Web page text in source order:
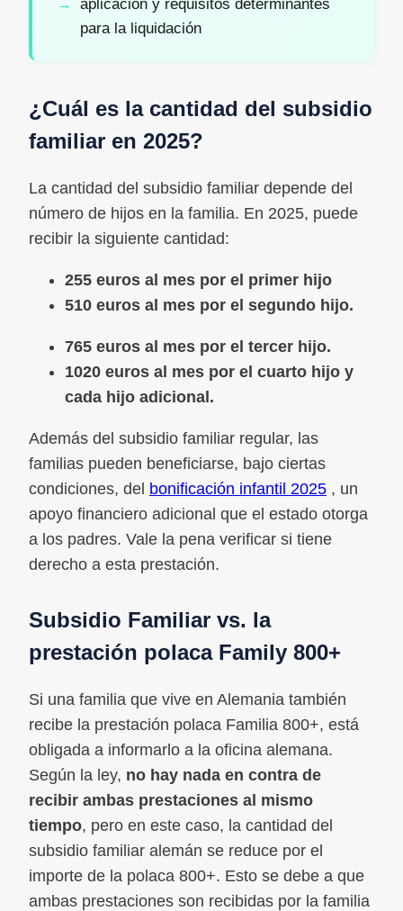
aplicación y requisitos determinantes
para la liquidación
¿Cuál es la cantidad del subsidio
familiar en 2025?
La cantidad del subsidio familiar depende del
número de hijos en la familia. En 2025, puede
recibir la siguiente cantidad:
255 euros al mes por el primer hijo
510 euros al mes por el segundo hijo.
765 euros al mes por el tercer hijo.
1020 euros al mes por el cuarto hijo y
cada hijo adicional.
Además del subsidio familiar regular, las
familias pueden beneficiarse, bajo ciertas
condiciones, del bonificación infantil 2025 , un
apoyo financiero adicional que el estado otorga
a los padres. Vale la pena verificar si tiene
derecho a esta prestación.
Subsidio Familiar vs. la
prestación polaca Family 800+
Si una familia que vive en Alemania también
recibe la prestación polaca Familia 800+, está
obligada a informarlo a la oficina alemana.
Según la ley, no hay nada en contra de
recibir ambas prestaciones al mismo
tiempo, pero en este caso, la cantidad del
subsidio familiar alemán se reduce por el
importe de la polaca 800+. Esto se debe a que
ambas prestaciones son recibidas por la familia